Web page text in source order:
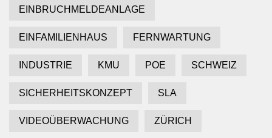
EINBRUCHMELDEANLAGE
EINFAMILIENHAUS FERNWARTUNG
INDUSTRIE KMU POE SCHWEIZ
SICHERHEITSKONZEPT SLA
VIDEOÜBERWACHUNG ZÜRICH